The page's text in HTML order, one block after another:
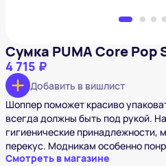
Сумка PUMA Core Pop
4 715 ₽
Добавить в вишлист
Шоппер поможет красиво
всегда должны быть под рукой.
гигиенические принадлежности,
перекус. Модникам особенно
Смотреть в магазине